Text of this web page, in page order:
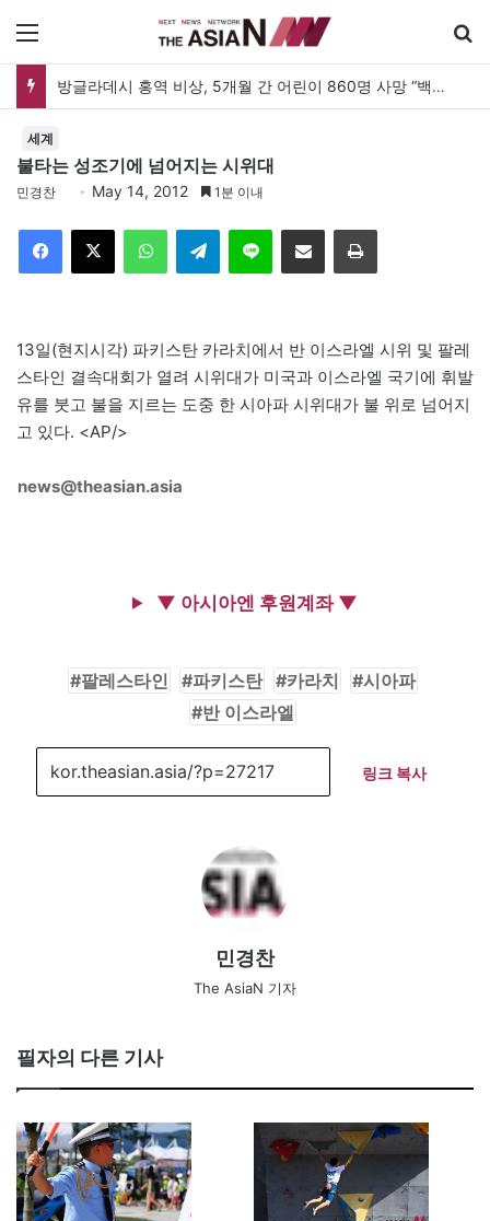
방글라데시 홍역 비상, 5개월 간 어린이 860명 사망 “백신 조달 시스템 변경이 화근”
세계
불타는 성조기에 넘어지는 시위대
민경찬 May 14, 2012 1분 이내
Telegram 이메일
13일(현지시각) 파키스탄 카라치에서 반 이스라엘 시위 및 팔레
스타인 결속대회가 열려 시위대가 미국과 이스라엘 국기에 휘발
유를 붓고 불을 지르는 도중 한 시아파 시위대가 불 위로 넘어지
고 있다. <AP/>
news@theasian.asia
▼ 아시아엔 후원계좌 ▼
팔레스타인 파키스탄 카라치
시아파
반 이스라엘
링크 복사
민경찬
The AsiaN 기자
필자의 다른 기사